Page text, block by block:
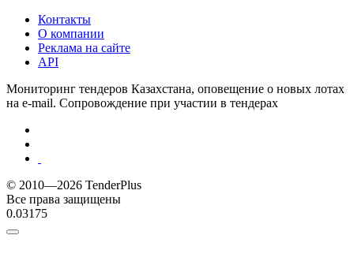
Контакты
О компании
Реклама на сайте
API
Мониторинг тендеров Казахстана, оповещение о новых лотах
на e-mail. Сопровождение при участии в тендерах
© 2010—2026 TenderPlus
Все права защищены
0.03175